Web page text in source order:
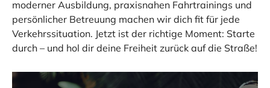
moderner Ausbildung, praxisnahen Fahrtrainings und
persönlicher Betreuung machen wir dich fit für jede
Verkehrssituation. Jetzt ist der richtige Moment: Starte
durch – und hol dir deine Freiheit zurück auf die Straße!